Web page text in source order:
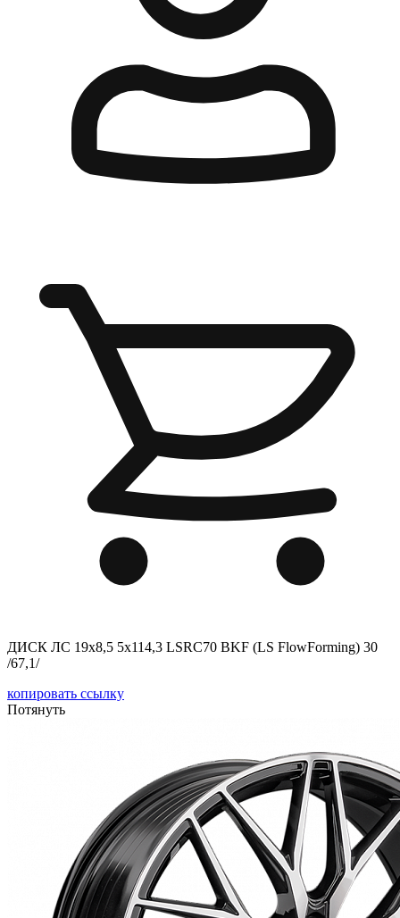
ДИСК ЛС 19x8,5 5x114,3 LSRC70 BKF (LS FlowForming) 30
/67,1/
копировать ссылку
Потянуть